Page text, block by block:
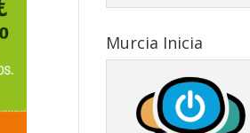
Murcia Inicia